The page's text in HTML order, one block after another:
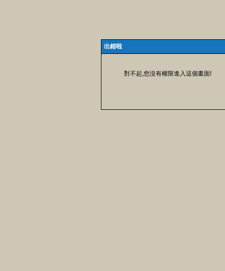
出錯啦
對不起,您沒有權限進入這個畫面!